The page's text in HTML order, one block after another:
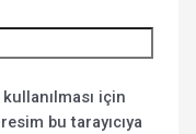
için
bu tarayıcıya